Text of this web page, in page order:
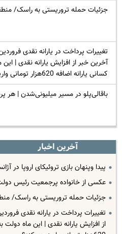
جزئیات حمله تروریستی به راسک/
تغییرات پرداخت در یارانه نقدی
آخرین خبر از افزایش یارانه نقدی |
کسانی یارانه اضافه 620هزار تومانی واریز می کند؟
باقالی‌پلو در مسیر میلیونی‌شدن | هر پرس ۹۵۰ هزار
آخرین اخبار
پیدا وپنهان بازی تروئیکای اروپا در
عکسی از خانواده پرجمعیت رئیس
جزئیات حمله تروریستی به راسک/
تغییرات پرداخت در یارانه نقدی
از افزایش یارانه نقدی | این ماه دولت